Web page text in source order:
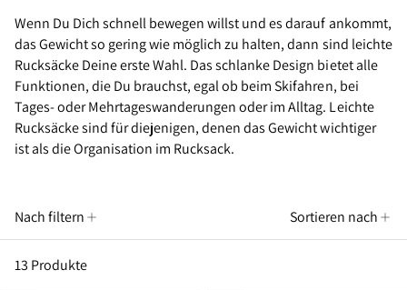
Wenn Du Dich schnell bewegen willst und es darauf ankommt,
das Gewicht so gering wie möglich zu halten, dann sind leichte
Rucksäcke Deine erste Wahl. Das schlanke Design bietet alle
Funktionen, die Du brauchst, egal ob beim Skifahren, bei
Tages- oder Mehrtageswanderungen oder im Alltag. Leichte
Rucksäcke sind für diejenigen, denen das Gewicht wichtiger
ist als die Organisation im Rucksack.
Nach filtern Sortieren nach
13 Produkte